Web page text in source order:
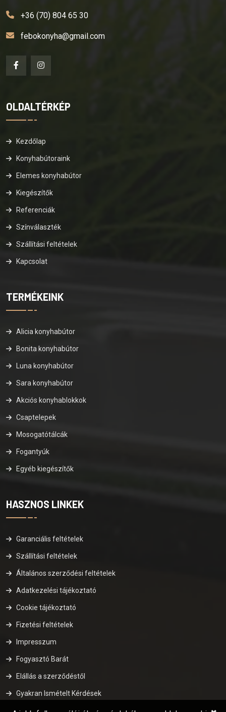
+36 (70) 804 65 30
febokonyha@gmail.com
OLDALTÉRKÉP
Kezdőlap
Konyhabútoraink
Elemes konyhabútor
Kiegészítők
Referenciák
Színválaszték
Szállítási feltételek
Kapcsolat
TERMÉKEINK
Alicia konyhabútor
Bonita konyhabútor
Luna konyhabútor
Sara konyhabútor
Akciós konyhablokkok
Csaptelepek
Mosogatótálcák
Fogantyúk
Egyéb kiegészítők
HASZNOS LINKEK
Garanciális feltételek
Szállítási feltételek
Általános szerződési feltételek
Adatkezelési tájékoztató
Cookie tájékoztató
Fizetési feltételek
Impresszum
Fogyasztó Barát
Elállás a szerződéstől
Gyakran Ismételt Kérdések